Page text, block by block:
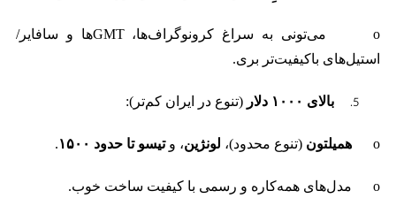
o می‌تونی به سراغ کرونوگراف‌ها، GMTها و سافایر/
استیل‌های باکیفیت‌تر بری.
بالای ۱۰۰۰ دلار (تنوع در ایران کم‌تر):
o همیلتون (تنوع محدود)، لونژین، وتیسو تا حدود ۱۵۰۰.
o مدل‌های همه‌کاره و رسمی با کیفیت ساخت خوب.